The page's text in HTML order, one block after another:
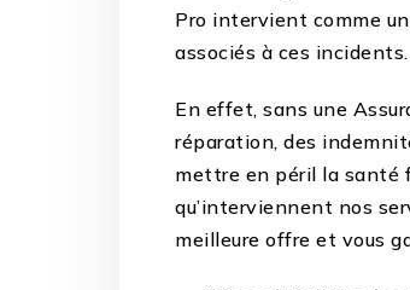
Pro intervient comme
associés à ces incidents.
En effet, sans une
réparation, des
mettre en péril la santé
qu’interviennent nos
meilleure offre et vous